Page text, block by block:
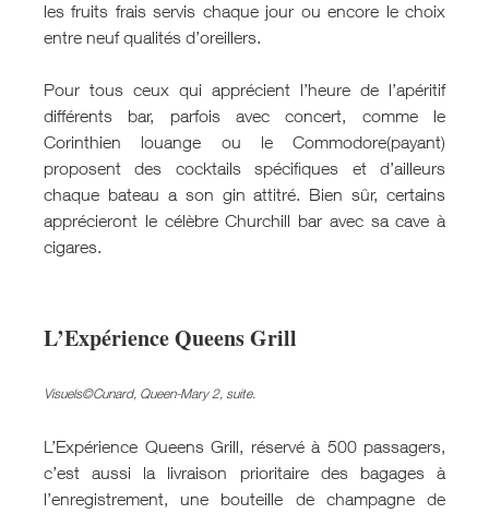
les fruits frais servis chaque jour ou encore le choix
entre neuf qualités d’oreillers.
Pour tous ceux qui apprécient l’heure de l’apéritif
différents bar, parfois avec concert, comme le
Corinthien louange ou le Commodore(payant)
proposent des cocktails spécifiques et d’ailleurs
chaque bateau a son gin attitré. Bien sûr, certains
apprécieront le célèbre Churchill bar avec sa cave à
cigares.
L’Expérience Queens Grill
Visuels©Cunard, Queen-Mary 2, suite.
L’Expérience Queens Grill, réservé à 500 passagers,
c’est aussi la livraison prioritaire des bagages à
l’enregistrement, une bouteille de champagne de